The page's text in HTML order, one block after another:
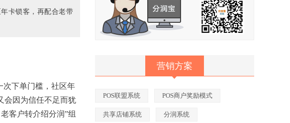
卡锁客，再配合老带
次下单门槛，社区年
会因为信任不足而犹
客户转介绍分润”组
营销方案
POS联盟系统 POS商户奖励模式
共享店铺系统 分润系统